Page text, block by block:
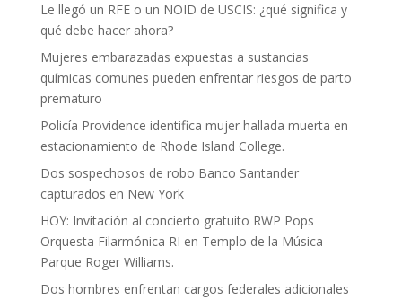
Le llegó un RFE o un NOID de USCIS: ¿qué significa y
qué debe hacer ahora?
Mujeres embarazadas expuestas a sustancias
químicas comunes pueden enfrentar riesgos de parto
prematuro
Policía Providence identifica mujer hallada muerta en
estacionamiento de Rhode Island College.
Dos sospechosos de robo Banco Santander
capturados en New York
HOY: Invitación al concierto gratuito RWP Pops
Orquesta Filarmónica RI en Templo de la Música
Parque Roger Williams.
Dos hombres enfrentan cargos federales adicionales